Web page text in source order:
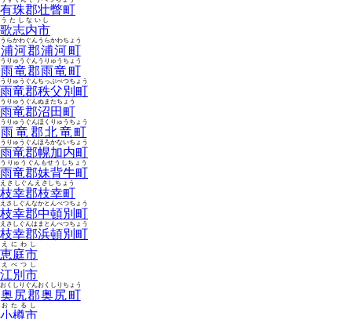
有珠郡壮瞥町
歌志内市
うたしないし
浦河郡浦河町
うらかわぐんうらかわちょう
雨竜郡雨竜町
うりゅうぐんうりゅうちょう
雨竜郡秩父別町
うりゅうぐんちっぷべつちょう
雨竜郡沼田町
うりゅうぐんぬまたちょう
雨竜郡北竜町
うりゅうぐんほくりゅうちょう
雨竜郡幌加内町
うりゅうぐんほろかないちょう
雨竜郡妹背牛町
うりゅうぐんもせうしちょう
枝幸郡枝幸町
えさしぐんえさしちょう
枝幸郡中頓別町
えさしぐんなかとんべつちょう
枝幸郡浜頓別町
えさしぐんはまとんべつちょう
恵庭市
えにわし
江別市
えべつし
奥尻郡奥尻町
おくしりぐんおくしりちょう
小樽市
おたるし